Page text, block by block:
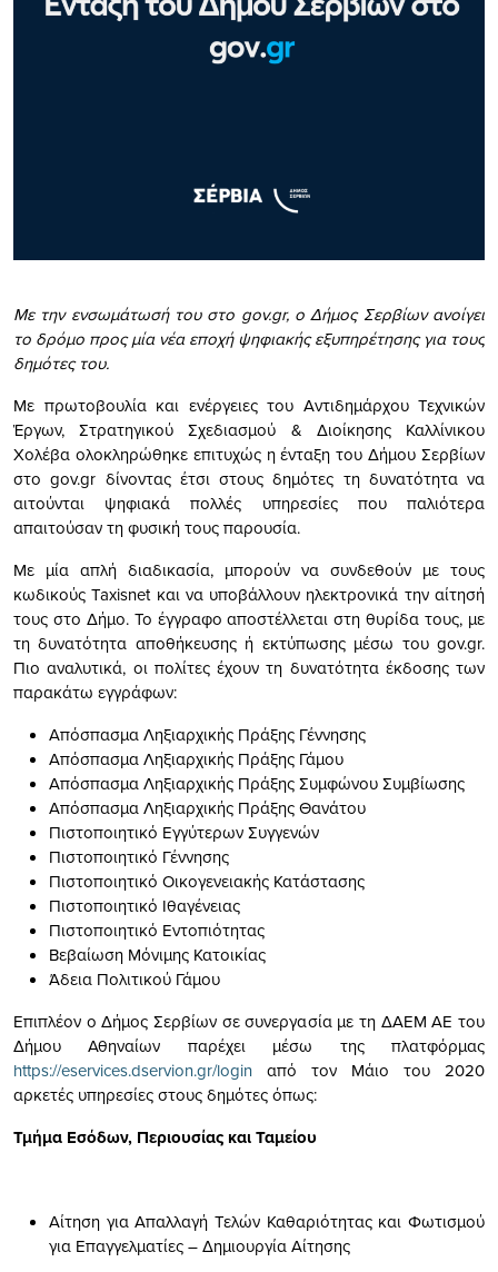
Με την ενσωμάτωσή του στο gov.gr, ο Δήμος Σερβίων ανοίγει
το δρόμο προς μία νέα εποχή ψηφιακής εξυπηρέτησης για τους
δημότες του.
Με πρωτοβουλία και ενέργειες του Αντιδημάρχου Τεχνικών
Έργων, Στρατηγικού Σχεδιασμού & Διοίκησης Καλλίνικου
Χολέβα ολοκληρώθηκε επιτυχώς η ένταξη του Δήμου Σερβίων
στο gov.gr δίνοντας έτσι στους δημότες τη δυνατότητα να
αιτούνται ψηφιακά πολλές υπηρεσίες που παλιότερα
απαιτούσαν τη φυσική τους παρουσία.
Με μία απλή διαδικασία, μπορούν να συνδεθούν με τους
κωδικούς Taxisnet και να υποβάλλουν ηλεκτρονικά την αίτησή
τους στο Δήμο. Το έγγραφο αποστέλλεται στη θυρίδα τους, με
τη δυνατότητα αποθήκευσης ή εκτύπωσης μέσω του gov.gr.
Πιο αναλυτικά, οι πολίτες έχουν τη δυνατότητα έκδοσης των
παρακάτω εγγράφων:
Απόσπασμα Ληξιαρχικής Πράξης Γέννησης
Απόσπασμα Ληξιαρχικής Πράξης Γάμου
Απόσπασμα Ληξιαρχικής Πράξης Συμφώνου Συμβίωσης
Απόσπασμα Ληξιαρχικής Πράξης Θανάτου
Πιστοποιητικό Εγγύτερων Συγγενών
Πιστοποιητικό Γέννησης
Πιστοποιητικό Οικογενειακής Κατάστασης
Πιστοποιητικό Ιθαγένειας
Πιστοποιητικό Εντοπιότητας
Βεβαίωση Μόνιμης Κατοικίας
Άδεια Πολιτικού Γάμου
Επιπλέον ο Δήμος Σερβίων σε συνεργασία με τη ΔΑΕΜ ΑΕ του
Δήμου Αθηναίων παρέχει μέσω της πλατφόρμας
https://eservices.dservion.gr/login από τον Μάιο του 2020
αρκετές υπηρεσίες στους δημότες όπως:
Τμήμα Εσόδων, Περιουσίας και Ταμείου
Αίτηση για Απαλλαγή Τελών Καθαριότητας και Φωτισμού
για Επαγγελματίες – Δημιουργία Αίτησης